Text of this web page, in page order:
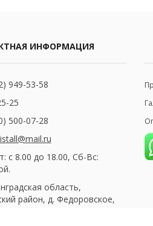
ИНФОРМАЦИЯ
949-53-58
25
500-07-28
с 8.00 до 18.00, Сб-Вс:
область,
район, д. Федоровское,